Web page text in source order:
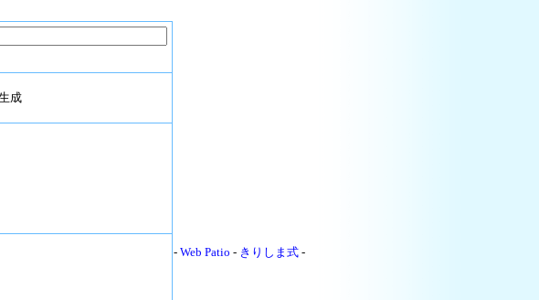
成
- Web Patio - きりしま式 -